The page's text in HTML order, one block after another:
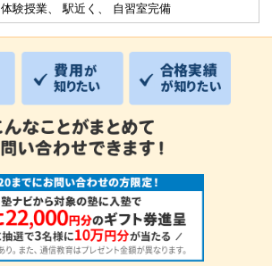
体験授業 駅近く 自習室完備